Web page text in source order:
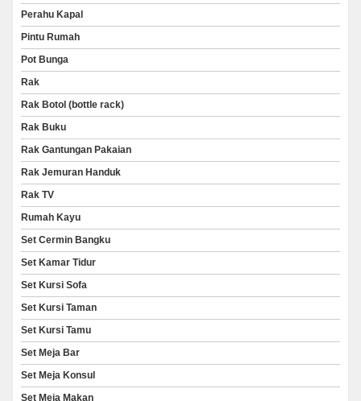
Perahu Kapal
Pintu Rumah
Pot Bunga
Rak
Rak Botol (bottle rack)
Rak Buku
Rak Gantungan Pakaian
Rak Jemuran Handuk
Rak TV
Rumah Kayu
Set Cermin Bangku
Set Kamar Tidur
Set Kursi Sofa
Set Kursi Taman
Set Kursi Tamu
Set Meja Bar
Set Meja Konsul
Set Meja Makan